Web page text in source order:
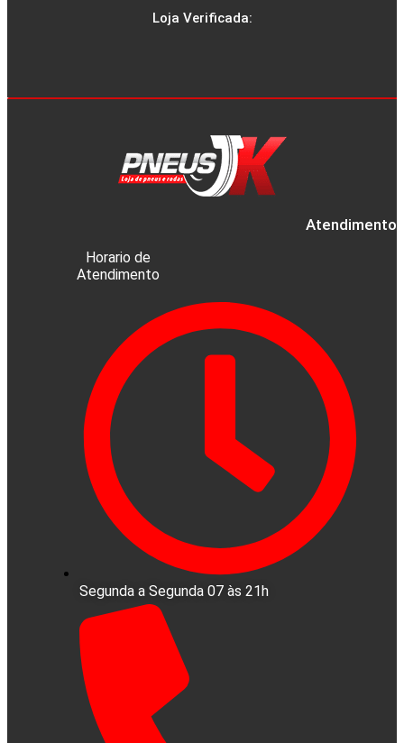
Loja Verificada:
Atendimento
Horario de
Atendimento
Segunda a Segunda 07 às 21h